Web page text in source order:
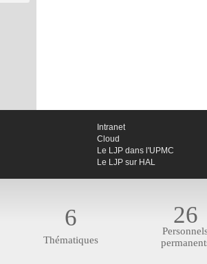
Intranet
Cloud
Le LJP dans l'UPMC
Le LJP sur HAL
6
Thématiques
26